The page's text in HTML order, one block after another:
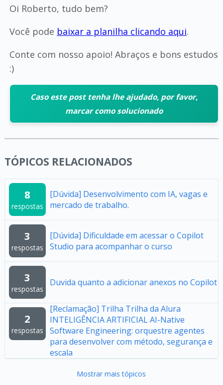
Oi Roberto, tudo bem?
Você pode baixar a planilha clicando aqui.
Conte com nosso apoio! Abraços e bons estudos
:)
Caso este post tenha lhe ajudado, por favor,
marcar como solucionado
TÓPICOS RELACIONADOS
8
respostas
[Dúvida] Desenvolvimento com IA, vagas e
mercado de trabalho.
3
respostas
[Dúvida] Dificuldade em acessar o Copilot
Studio para acompanhar o curso
3
respostas
Duvida quanto a adicionar anexos no Copilot
2
respostas
[Reclamação] Trilha Trilha da Alura
INTELIGÊNCIA ARTIFICIAL AI-Native
Software Engineering: orquestre agentes
para desenvolver com método, segurança e
escala
Mostrar mais tópicos